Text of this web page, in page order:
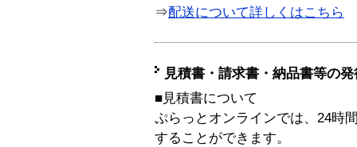
⇒配送について詳しくはこちら
見積書・請求書・納品書等の
■見積書について
ぷらっとオンラインでは、24時
することができます。